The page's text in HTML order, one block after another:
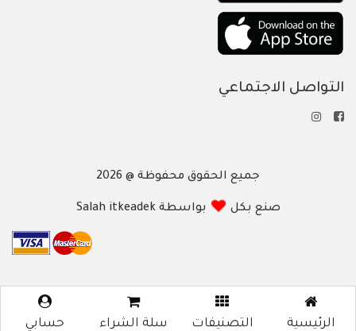
الرئيسية التصنيفات سلة الشراء حسابي
التواصل الاجتماعي
جميع الحقوق محفوظة @ 2026
صنع بكل بواسطة Salah itkeadek